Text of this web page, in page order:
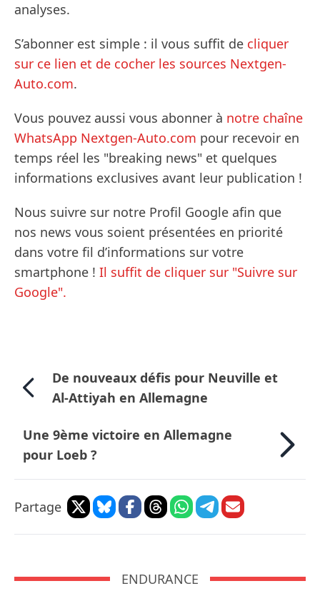
analyses.
S’abonner est simple : il vous suffit de cliquer
sur ce lien et de cocher les sources Nextgen-
Auto.com.
Vous pouvez aussi vous abonner à notre chaîne
WhatsApp Nextgen-Auto.com pour recevoir en
temps réel les "breaking news" et quelques
informations exclusives avant leur publication !
Nous suivre sur notre Profil Google afin que
nos news vous soient présentées en priorité
dans votre fil d’informations sur votre
smartphone ! Il suffit de cliquer sur "Suivre sur
Google".
De nouveaux défis pour Neuville et
Al-Attiyah en Allemagne
Une 9ème victoire en Allemagne
pour Loeb ?
Partage
ENDURANCE